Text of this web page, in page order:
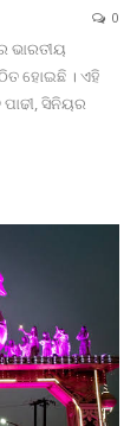
0
ହୋଇଛି । ଏହି
ସିନିୟର